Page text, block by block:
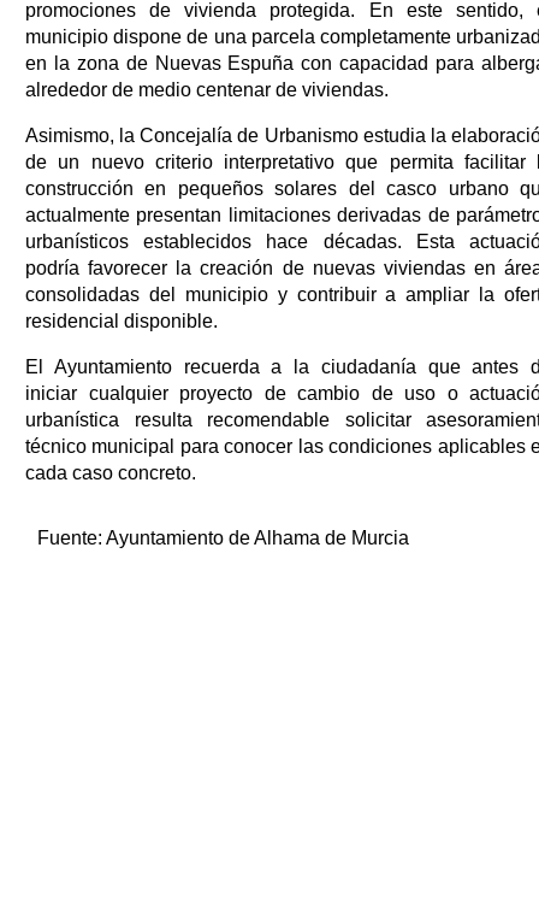
promociones de vivienda protegida. En este sentido,
municipio dispone de una parcela completamente
en la zona de Nuevas Espuña con capacidad para
alrededor de medio centenar de viviendas.
Asimismo, la Concejalía de Urbanismo estudia la
de un nuevo criterio interpretativo que permita facilitar
construcción en pequeños solares del casco urbano
actualmente presentan limitaciones derivadas de
urbanísticos establecidos hace décadas. Esta
podría favorecer la creación de nuevas viviendas en
consolidadas del municipio y contribuir a ampliar la
residencial disponible.
El Ayuntamiento recuerda a la ciudadanía que antes
iniciar cualquier proyecto de cambio de uso o
urbanística resulta recomendable solicitar
técnico municipal para conocer las condiciones aplicables
cada caso concreto.
Fuente: Ayuntamiento de Alhama de Murcia